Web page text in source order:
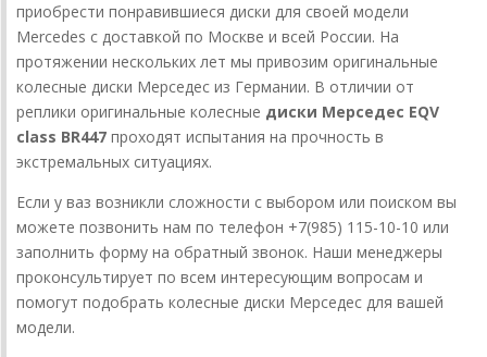
приобрести понравившиеся диски для своей модели
Mercedes с доставкой по Москве и всей России. На
протяжении нескольких лет мы привозим оригинальные
колесные диски Мерседес из Германии. В отличии от
реплики оригинальные колесные диски Мерседес EQV
class BR447 проходят испытания на прочность в
экстремальных ситуациях.
Если у ваз возникли сложности с выбором или поиском вы
можете позвонить нам по телефон +7(985) 115-10-10 или
заполнить форму на обратный звонок. Наши менеджеры
проконсультирует по всем интересующим вопросам и
помогут подобрать колесные диски Мерседес для вашей
модели.